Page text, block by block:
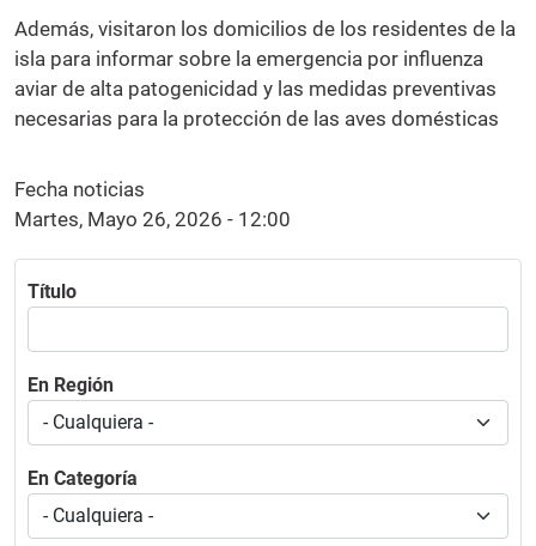
Además, visitaron los domicilios de los residentes de la
isla para informar sobre la emergencia por influenza
aviar de alta patogenicidad y las medidas preventivas
necesarias para la protección de las aves domésticas
Fecha noticias
Martes, Mayo 26, 2026 - 12:00
Título
En Región
En Categoría